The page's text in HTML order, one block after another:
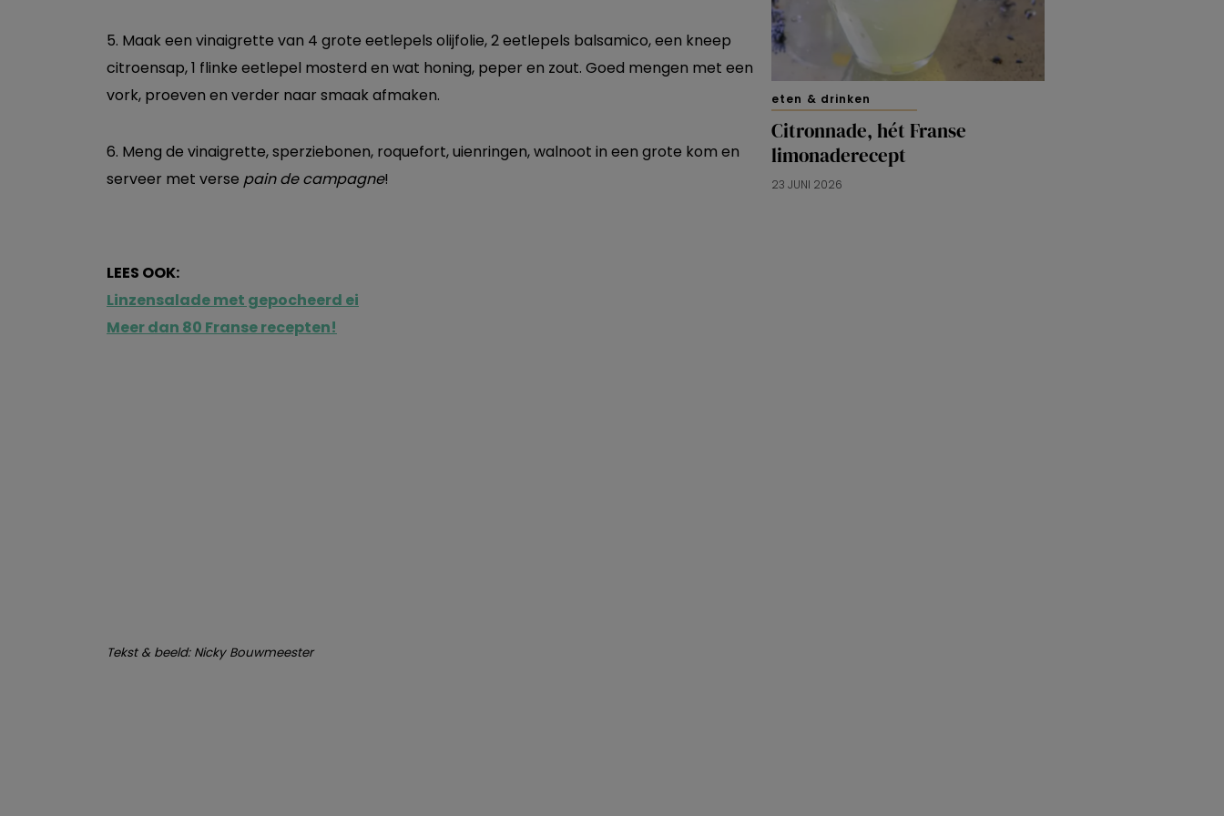
5. Maak een vinaigrette van 4 grote eetlepels olijfolie, 2 eetlepels balsamico, een kneep
citroensap, 1 flinke eetlepel mosterd en wat honing, peper en zout. Goed mengen met een
vork, proeven en verder naar smaak afmaken.
6. Meng de vinaigrette, sperziebonen, roquefort, uienringen, walnoot in een grote kom en
serveer met verse pain de campagne!
LEES OOK:
Linzensalade met gepocheerd ei
Meer dan 80 Franse recepten!
Tekst & beeld: Nicky Bouwmeester
eten & drinken
Citronnade, hét Franse
limonaderecept
23 JUNI 2026